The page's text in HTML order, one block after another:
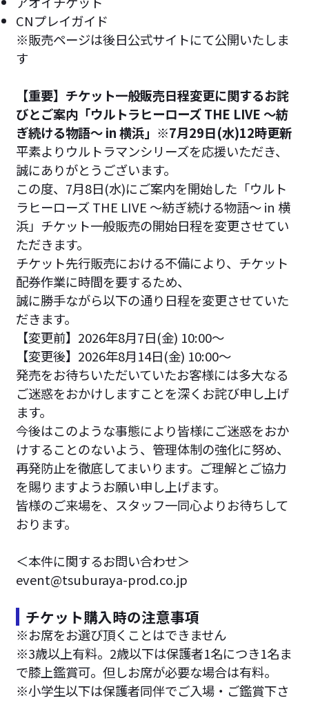
CNプレイガイド
※販売ページは後日公式サイトにて公開いたしま
す
【重要】チケット一般販売日程変更に関するお詫
びとご案内「ウルトラヒーローズ THE LIVE ～紡
ぎ続ける物語～ in 横浜」※7月29日(水)12時更新
平素よりウルトラマンシリーズを応援いただき、
誠にありがとうございます。
この度、7月8日(水)にご案内を開始した「ウルト
ラヒーローズ THE LIVE ～紡ぎ続ける物語～ in 横
浜」チケット一般販売の開始日程を変更させてい
ただきます。
チケット先行販売における不備により、チケット
配券作業に時間を要するため、
誠に勝手ながら以下の通り日程を変更させていた
だきます。
【変更前】2026年8月7日(金) 10:00〜
【変更後】2026年8月14日(金) 10:00〜
発売をお待ちいただいていたお客様には多大なる
ご迷惑をおかけしますことを深くお詫び申し上げ
ます。
今後はこのような事態により皆様にご迷惑をおか
けすることのないよう、管理体制の強化に努め、
再発防止を徹底してまいります。ご理解とご協力
を賜りますようお願い申し上げます。
皆様のご来場を、スタッフ一同心よりお待ちして
おります。
＜本件に関するお問い合わせ＞
event@tsuburaya-prod.co.jp
チケット購入時の注意事項
※お席をお選び頂くことはできません
※3歳以上有料。2歳以下は保護者1名につき1名ま
で膝上鑑賞可。但しお席が必要な場合は有料。
※小学生以下は保護者同伴でご入場・ご鑑賞下さ